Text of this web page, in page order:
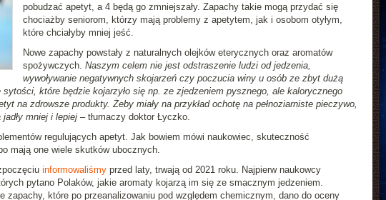
pobudzać apetyt, a 4 będą go zmniejszały. Zapachy takie mogą przydać się
chociażby seniorom, którzy mają problemy z apetytem, jak i osobom otyłym,
które chciałyby mniej jeść.
Nowe zapachy powstały z naturalnych olejków eterycznych oraz aromatów
spożywczych. Naszym celem nie jest odstraszenie ludzi od jedzenia,
wywoływanie negatywnych skojarzeń czy poczucia winy u osób ze zbyt dużą
sytości, które będzie kojarzyło się np. ze zjedzeniem pysznego, ale kalorycznego
na zdrowsze produkty. Żeby miały na przykład ochotę na pełnoziarniste pieczywo,
jadły mniej i lepiej– tłumaczy doktor Łyczko.
regulujących apetyt. Jak bowiem mówi naukowiec, skuteczność
mają one wiele skutków ubocznych.
informowaliśmyprzed laty, trwają od 2021 roku. Najpierw naukowcy
pytano Polaków, jakie aromaty kojarzą im się ze smacznym jedzeniem.
zapachy, które po przeanalizowaniu pod względem chemicznym, dano do oceny